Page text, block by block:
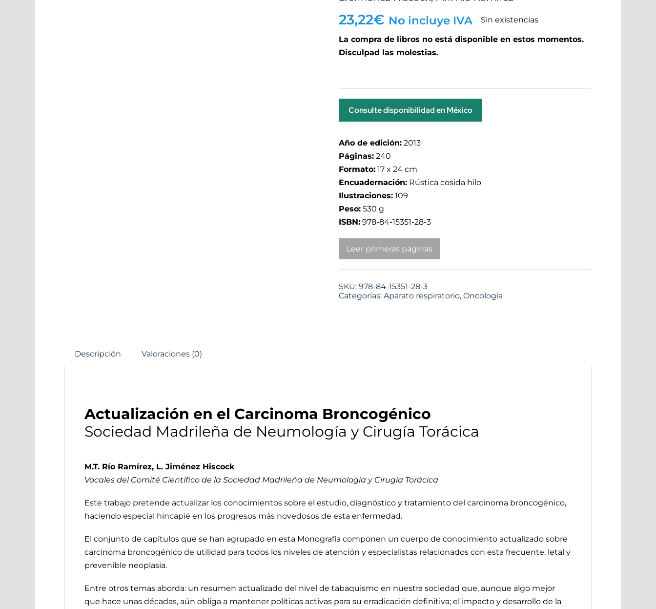
23,22€ No incluye IVA Sin existencias
La compra de libros no está disponible en estos momentos.
Disculpad las molestias.
Consulte disponibilidad en México
Año de edición:2013
Páginas:240
Formato:17 x 24 cm
Encuadernación:Rústica cosida hilo
Ilustraciones:109
Peso:530 g
ISBN:978-84-15351-28-3
Leer primeras páginas
SKU: 978-84-15351-28-3
Categorías: Aparato respiratorio, Oncología
Descripción Valoraciones (0)
Actualización en el Carcinoma Broncogénico
Sociedad Madrileña de Neumología y Cirugía Torácica
M.T. Río Ramírez, L. Jiménez Hiscock
Vocales del Comité Científico de la Sociedad Madrileña de Neumología y Cirugía Torácica
Este trabajo pretende actualizar los conocimientos sobre el estudio, diagnóstico y tratamiento del carcinoma broncogénico,
haciendo especial hincapié en los progresos más novedosos de esta enfermedad.
El conjunto de capítulos que se han agrupado en esta Monografía componen un cuerpo de conocimiento actualizado sobre
carcinoma broncogénico de utilidad para todos los niveles de atención y especialistas relacionados con esta frecuente, letal y
prevenible neoplasia.
Entre otros temas aborda: un resumen actualizado del nivel de tabaquismo en nuestra sociedad que, aunque algo mejor
que hace unas décadas, aún obliga a mantener políticas activas para su erradicación definitiva; el impacto y desarrollo de la